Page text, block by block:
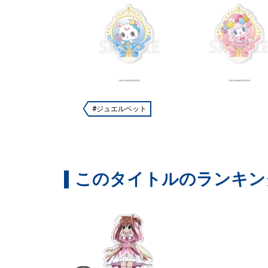
#ジュエルペット
このタイトルのランキ